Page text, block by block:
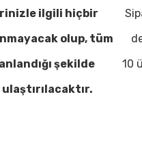
ilgili hiçbir
olup, tüm
şekilde
10